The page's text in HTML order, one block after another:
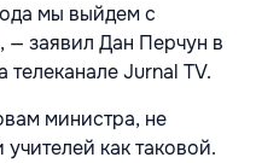
мы выйдем с
— заявил Дан Перчун в
Jurnal TV.
министра, не
как таковой.